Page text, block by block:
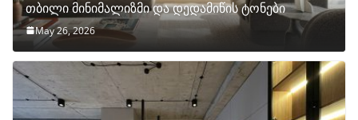
თბილი მინიმალიზმი და დედამიწის ტონები
May 26, 2026